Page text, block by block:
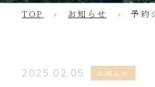
TOP お知らせ 予約シス
2025.02.05 お知らせ